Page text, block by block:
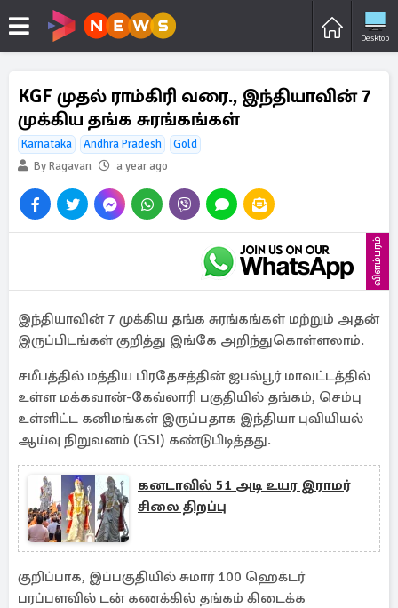
Desktop
KGF முதல் ராம்கிரி வரை., இந்தியாவின் 7
முக்கிய தங்க சுரங்கங்கள்
Karnataka Andhra Pradesh
Gold
By Ragavan
a year ago
விளம்பரம்
இந்தியாவின் 7 முக்கிய தங்க சுரங்கங்கள் மற்றும் அதன்
இருப்பிடங்கள் குறித்து இங்கே அறிந்துகொள்ளலாம்.
சமீபத்தில் மத்திய பிரதேசத்தின் ஜபல்பூர் மாவட்டத்தில்
உள்ள மக்கவான்-கேவ்லாரி பகுதியில் தங்கம், செம்பு
உள்ளிட்ட கனிமங்கள் இருப்பதாக இந்தியா புவியியல்
ஆய்வு நிறுவனம் (GSI) கண்டுபிடித்தது.
கனடாவில் 51 அடி உயர இராமர்
சிலை திறப்பு
குறிப்பாக, இப்பகுதியில் சுமார் 100 ஹெக்டர்
பரப்பளவில் டன் கணக்கில் தங்கம் கிடைக்க